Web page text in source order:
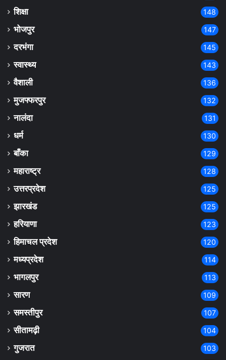
शिक्षा 148
भोजपुर 147
दरभंगा 145
स्वास्थ्य 143
वैशाली 136
मुजफ्फरपुर 132
नालंदा 131
धर्म 130
बाँका 129
महाराष्ट्र 128
उत्तरप्रदेश 125
झारखंड 125
हरियाणा 123
हिमाचल प्रदेश 120
मध्यप्रदेश 114
भागलपुर 113
सारण 109
समस्तीपुर 107
सीतामढ़ी 104
गुजरात 103